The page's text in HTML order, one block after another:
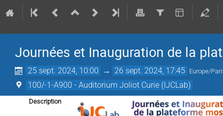
Journées et Inauguration de la
25 sept. 2024, 10:00 → 26 sept. 2024, 17:45 Europe/
100/-1-A900 - Auditorium Joliot Curie (IJCLab)
Description